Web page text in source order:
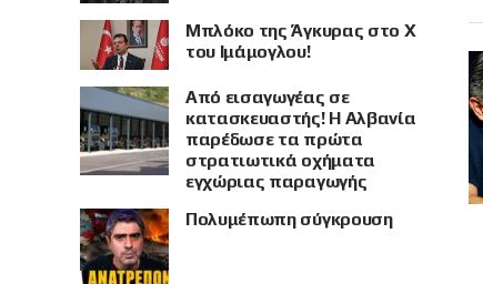
Μπλόκο της Άγκυρας στο X
του Ιμάμογλου!
Από εισαγωγέας σε
κατασκευαστής! Η Αλβανία
παρέδωσε τα πρώτα
στρατιωτικά οχήματα
εγχώριας παραγωγής
Πολυμέπωπη σύγκρουση